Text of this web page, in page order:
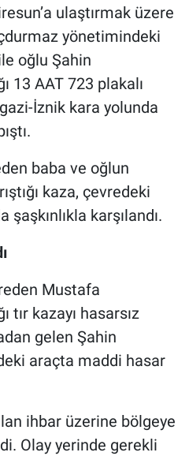
ulaştırmak üzere
yönetimindeki
oğlu Şahin
13 AAT 723 plakalı
İznik kara yolunda
baba ve oğlun
kaza, çevredeki
karşılandı.
Mustafa
tır kazayı hasarsız
gelen Şahin
araçta maddi hasar
ihbar üzerine bölgeye
Olay yerinde gerekli